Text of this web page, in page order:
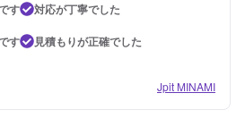
す
対応が丁寧でした
す
見積もりが正確でした
Jpit MINAMI